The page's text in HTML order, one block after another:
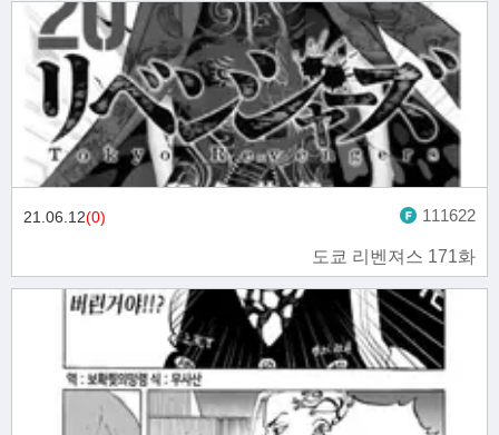
도쿄 리벤져스 171화
21.06.12(0) 111622